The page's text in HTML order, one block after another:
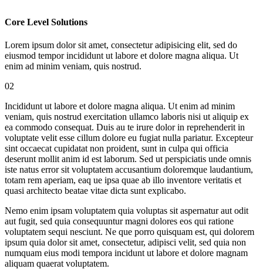
Core Level Solutions
Lorem ipsum dolor sit amet, consectetur adipisicing elit, sed do
eiusmod tempor incididunt ut labore et dolore magna aliqua. Ut
enim ad minim veniam, quis nostrud.
02
Incididunt ut labore et dolore magna aliqua. Ut enim ad minim
veniam, quis nostrud exercitation ullamco laboris nisi ut aliquip ex
ea commodo consequat. Duis au te irure dolor in reprehenderit in
voluptate velit esse cillum dolore eu fugiat nulla pariatur. Excepteur
sint occaecat cupidatat non proident, sunt in culpa qui officia
deserunt mollit anim id est laborum. Sed ut perspiciatis unde omnis
iste natus error sit voluptatem accusantium doloremque laudantium,
totam rem aperiam, eaq ue ipsa quae ab illo inventore veritatis et
quasi architecto beatae vitae dicta sunt explicabo.
Nemo enim ipsam voluptatem quia voluptas sit aspernatur aut odit
aut fugit, sed quia consequuntur magni dolores eos qui ratione
voluptatem sequi nesciunt. Ne que porro quisquam est, qui dolorem
ipsum quia dolor sit amet, consectetur, adipisci velit, sed quia non
numquam eius modi tempora incidunt ut labore et dolore magnam
aliquam quaerat voluptatem.